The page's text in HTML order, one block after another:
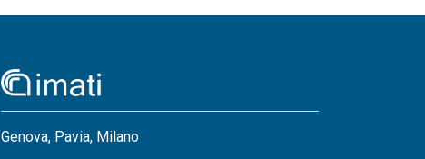
Genova, Pavia, Milano